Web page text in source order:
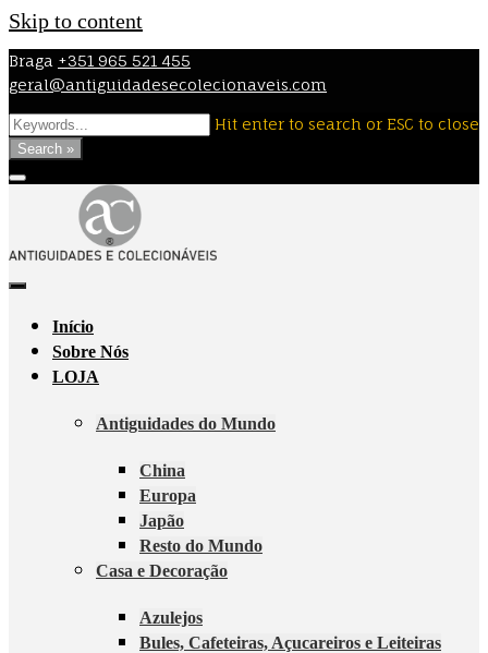
Skip to content
Braga +351 965 521 455
geral@antiguidadesecolecionaveis.com
Hit enter to search or ESC to close
Search »
Início
Sobre Nós
LOJA
Antiguidades do Mundo
China
Europa
Japão
Resto do Mundo
Casa e Decoração
Azulejos
Bules, Cafeteiras, Açucareiros e Leiteiras